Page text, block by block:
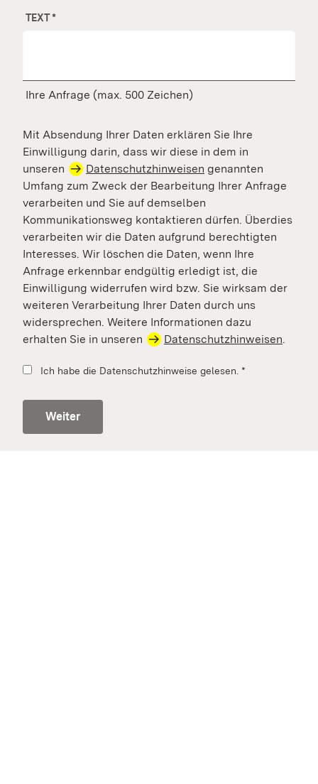
TEXT*
Ihre Anfrage (max. 500 Zeichen)
Mit Absendung Ihrer Daten erklären Sie Ihre
Einwilligung darin, dass wir diese in dem in
unseren
Datenschutzhinweisen genannten
Umfang zum Zweck der Bearbeitung Ihrer Anfrage
verarbeiten und Sie auf demselben
Kommunikationsweg kontaktieren dürfen. Überdies
verarbeiten wir die Daten aufgrund berechtigten
Interesses. Wir löschen die Daten, wenn Ihre
Anfrage erkennbar endgültig erledigt ist, die
Einwilligung widerrufen wird bzw. Sie wirksam der
weiteren Verarbeitung Ihrer Daten durch uns
widersprechen. Weitere Informationen dazu
erhalten Sie in unseren
Datenschutzhinweisen.
Ich habe die Datenschutzhinweise gelesen. *
Weiter